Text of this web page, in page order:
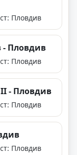
Пловдив
- Пловдив
Пловдив
- Пловдив
Пловдив
Пловдив